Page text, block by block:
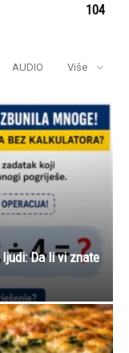
104
AUDIO Više
Da li vi znate